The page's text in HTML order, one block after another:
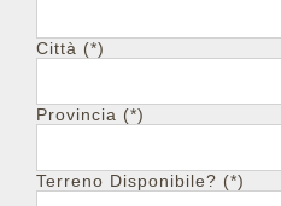
Città (*)
Provincia (*)
Terreno Disponibile? (*)